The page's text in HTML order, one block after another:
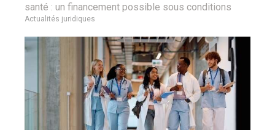
santé : un financement possible sous conditions
Actualités juridiques